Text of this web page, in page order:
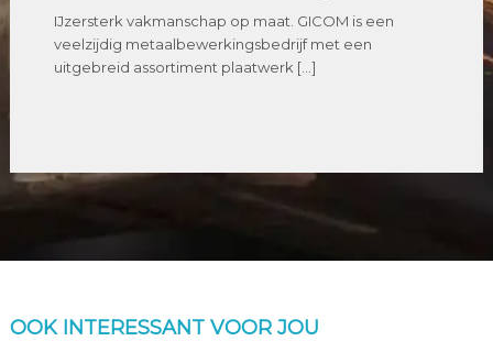
IJzersterk vakmanschap op maat. GICOM is een
veelzijdig metaalbewerkingsbedrijf met een
uitgebreid assortiment plaatwerk […]
OOK INTERESSANT VOOR JOU